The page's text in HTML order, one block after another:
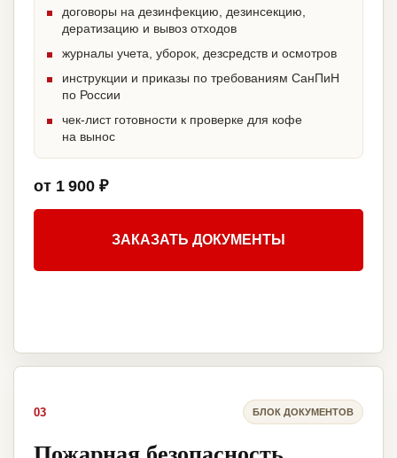
договоры на дезинфекцию, дезинсекцию,
дератизацию и вывоз отходов
журналы учета, уборок, дезсредств и осмотров
инструкции и приказы по требованиям СанПиН
по России
чек-лист готовности к проверке для кофе
на вынос
от 1 900 ₽
ЗАКАЗАТЬ ДОКУМЕНТЫ
03 БЛОК ДОКУМЕНТОВ